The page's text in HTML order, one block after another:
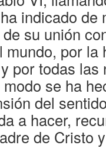
indicado de
su unión
por la
por todas las
se ha
del
a hacer,
de Cristo